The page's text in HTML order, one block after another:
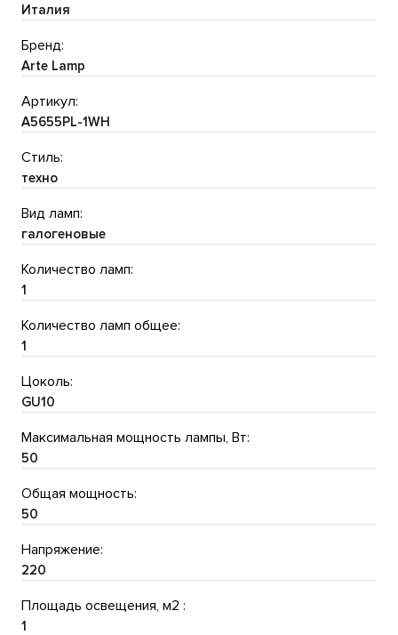
Италия
Бренд:
Arte Lamp
Артикул:
A5655PL-1WH
Стиль:
техно
Вид ламп:
галогеновые
Количество ламп:
1
Количество ламп общее:
1
Цоколь:
GU10
Максимальная мощность лампы, Вт:
50
Общая мощность:
50
Напряжение:
220
Площадь освещения, м2 :
1